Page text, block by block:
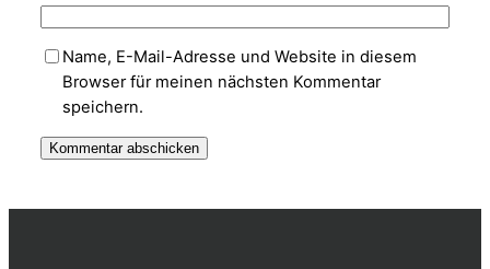
Name, E-Mail-Adresse und Website in diesem
Browser für meinen nächsten Kommentar
speichern.